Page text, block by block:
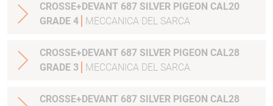
CROSSE+DEVANT 687 SILVER PIGEON CAL20
GRADE 4
MECCANICA DEL SARCA
CROSSE+DEVANT 687 SILVER PIGEON CAL28
GRADE 3
MECCANICA DEL SARCA
CROSSE+DEVANT 687 SILVER PIGEON CAL28